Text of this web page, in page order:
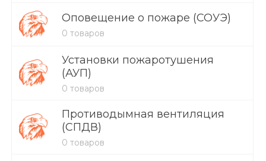
Оповещение о пожаре (СОУЭ)
0 товаров
Установки пожаротушения
(АУП)
0 товаров
Противодымная вентиляция
(СПДВ)
0 товаров